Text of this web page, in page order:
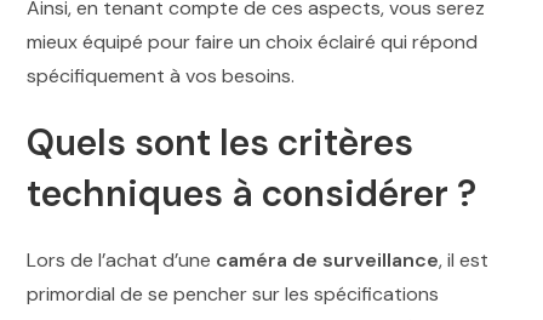
Ainsi, en tenant compte de ces aspects, vous serez
mieux équipé pour faire un choix éclairé qui répond
spécifiquement à vos besoins.
Quels sont les critères
techniques à considérer ?
Lors de l’achat d’une caméra de surveillance, il est
primordial de se pencher sur les spécifications